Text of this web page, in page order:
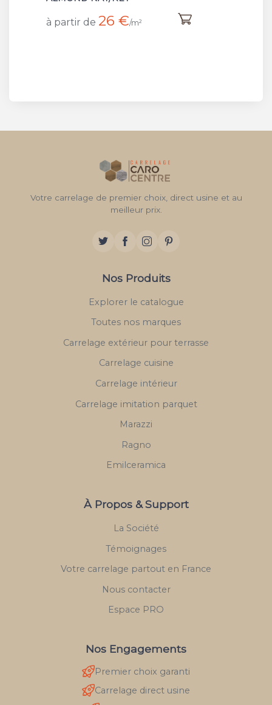
à partir de 26 €
Votre carrelage de premier choix, direct usine et au
meilleur prix.
Nos Produits
Explorer le catalogue
Toutes nos marques
Carrelage extérieur pour terrasse
Carrelage cuisine
Carrelage intérieur
Carrelage imitation parquet
Marazzi
Ragno
Emilceramica
À Propos & Support
La Société
Témoignages
Votre carrelage partout en France
Nous contacter
Espace PRO
Nos Engagements
Premier choix garanti
Carrelage direct usine